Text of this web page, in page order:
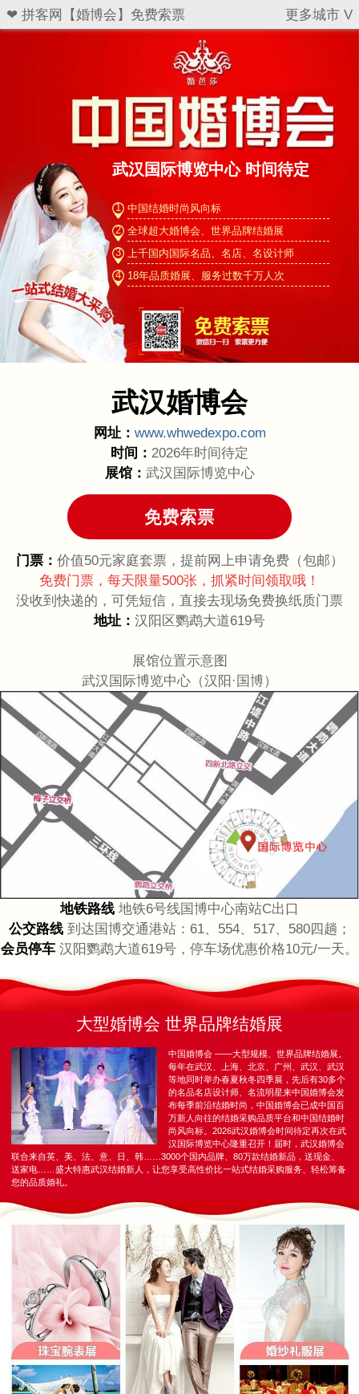
❤ 拼客网【婚博会】免费索票 更多城市 V
武汉国际博览中心 时间待定
1 中国结婚时尚风向标
2 全球超大婚博会、世界品牌结婚展
3 上千国内国际名品、名店、名设计师
4
18年品质婚展、服务过数千万人次
武汉婚博会
网址： www.whwedexpo.com
时间： 2026年时间待定
展馆： 武汉国际博览中心
门票： 价值50元家庭套票，提前网上申请免费（包邮）
免费门票，每天限量500张，抓紧时间领取哦！
没收到快递的，可凭短信，直接去现场免费换纸质门票
地址： 汉阳区鹦鹉大道619号
展馆位置示意图
武汉国际博览中心（汉阳·国博）
地铁路线 地铁6号线国博中心南站C出口
公交路线 到达国博交通港站：61、554、517、580四趟；
会员停车 汉阳鹦鹉大道619号，停车场优惠价格10元/一天。
大型婚博会 世界品牌结婚展
中国婚博会 ——大型规模、世界品牌结婚展。
每年在武汉、上海、北京、广州、武汉、武汉
等地同时举办春夏秋冬四季展，先后有30多个
的名品名店设计师、名流明星来中国婚博会发
布每季前沿结婚时尚，中国婚博会已成中国百
万新人向往的结婚采购品质平台和中国结婚时
尚风向标。2026武汉婚博会时间待定再次在武
汉国际博览中心隆重召开！届时，武汉婚博会
联合来自英、美、法、意、日、韩……3000个国内品牌、80万款结婚新品，送现金、
送家电……盛大特惠武汉结婚新人，让您享受高性价比一站式结婚采购服务、轻松筹备
您的品质婚礼。